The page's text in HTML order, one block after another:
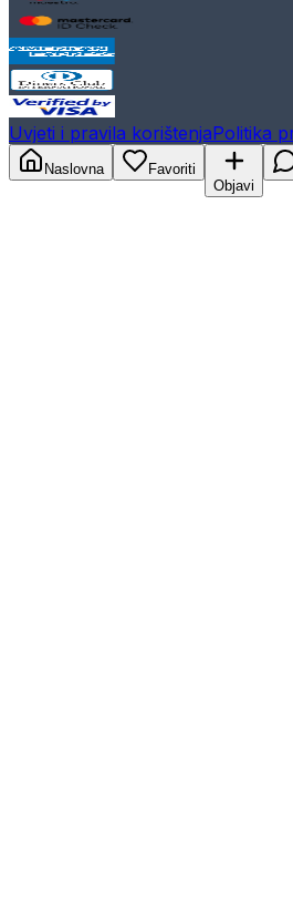
Uvjeti i pravila korištenjaPolitika
Naslovna
Favoriti
Objavi